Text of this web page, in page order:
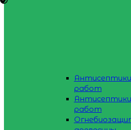
работ
работ